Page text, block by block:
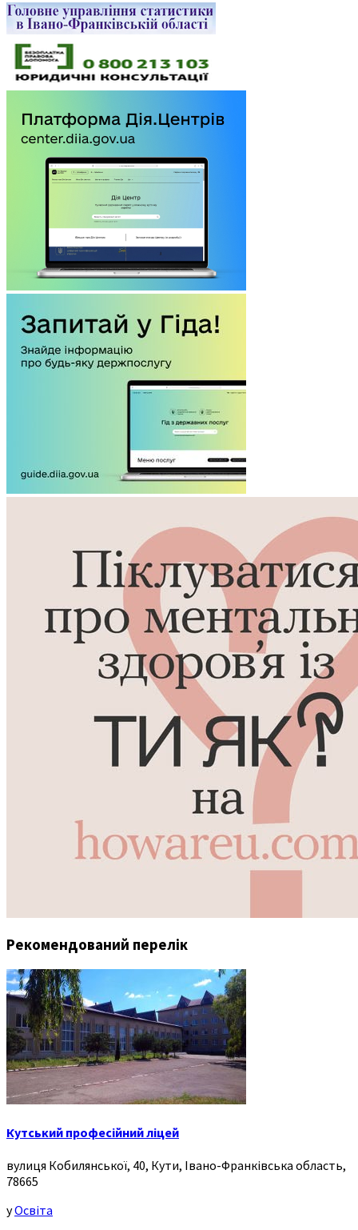
Рекомендований перелік
Кутський професійний ліцей
вулиця Кобилянської, 40, Кути, Івано-Франківська область,
78665
уОсвіта